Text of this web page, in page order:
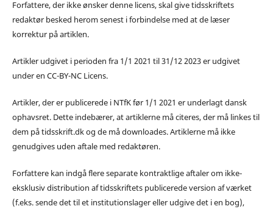
Forfattere, der ikke ønsker denne licens, skal give tidsskriftets
redaktør besked herom senest i forbindelse med at de læser
korrektur på artiklen.
Artikler udgivet i perioden fra 1/1 2021 til 31/12 2023 er udgivet
under en CC-BY-NC Licens.
Artikler, der er publicerede i NTfK før 1/1 2021 er underlagt dansk
ophavsret. Dette indebærer, at artiklerne må citeres, der må linkes til
dem på tidsskrift.dk og de må downloades. Artiklerne må ikke
genudgives uden aftale med redaktøren.
Forfattere kan indgå flere separate kontraktlige aftaler om ikke-
eksklusiv distribution af tidsskriftets publicerede version af værket
(f.eks. sende det til et institutionslager eller udgive det i en bog),